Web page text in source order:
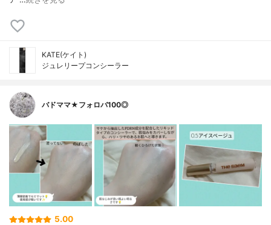
KATE(ケイト)
ジュレリープコンシーラー
バドママ★フォロバ100◎
5.00